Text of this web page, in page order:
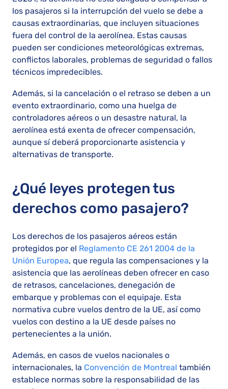
los pasajeros si la interrupción del vuelo se debe a
causas extraordinarias, que incluyen situaciones
fuera del control de la aerolínea. Estas causas
pueden ser condiciones meteorológicas extremas,
conflictos laborales, problemas de seguridad o fallos
técnicos impredecibles.
Además, si la cancelación o el retraso se deben a un
evento extraordinario, como una huelga de
controladores aéreos o un desastre natural, la
aerolínea está exenta de ofrecer compensación,
aunque sí deberá proporcionarte asistencia y
alternativas de transporte.
¿Qué leyes protegen tus
derechos como pasajero?
Los derechos de los pasajeros aéreos están
protegidos por el Reglamento CE 261 2004 de la
Unión Europea, que regula las compensaciones y la
asistencia que las aerolíneas deben ofrecer en caso
de retrasos, cancelaciones, denegación de
embarque y problemas con el equipaje. Esta
normativa cubre vuelos dentro de la UE, así como
vuelos con destino a la UE desde países no
pertenecientes a la unión.
Además, en casos de vuelos nacionales o
internacionales, la Convención de Montreal también
establece normas sobre la responsabilidad de las